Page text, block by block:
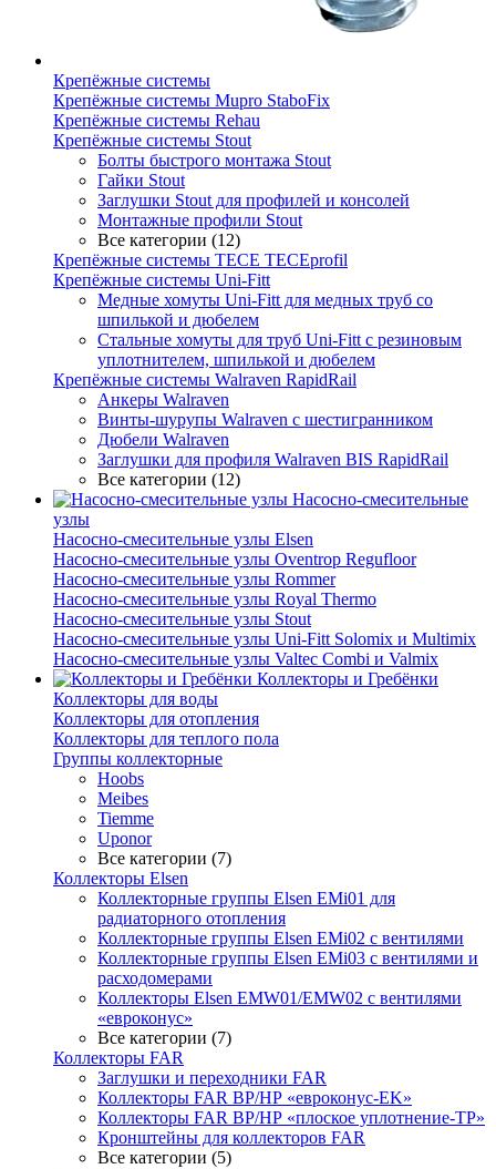
Крепёжные системы
Крепёжные системы Mupro StaboFix
Крепёжные системы Rehau
Крепёжные системы Stout
Болты быстрого монтажа Stout
Гайки Stout
Заглушки Stout для профилей и консолей
Монтажные профили Stout
Все категории (12)
Крепёжные системы TECE TECEprofil
Крепёжные системы Uni-Fitt
Медные хомуты Uni-Fitt для медных труб со
шпилькой и дюбелем
Стальные хомуты для труб Uni-Fitt с резиновым
уплотнителем, шпилькой и дюбелем
Крепёжные системы Walraven RapidRail
Анкеры Walraven
Винты-шурупы Walraven с шестигранником
Дюбели Walraven
Заглушки для профиля Walraven BIS RapidRail
Все категории (12)
Насосно-смесительные
узлы
Насосно-смесительные узлы Elsen
Насосно-смесительные узлы Oventrop Regufloor
Насосно-смесительные узлы Rommer
Насосно-смесительные узлы Royal Thermo
Насосно-смесительные узлы Stout
Насосно-смесительные узлы Uni-Fitt Solomix и Multimix
Насосно-смесительные узлы Valtec Combi и Valmix
Коллекторы и Гребёнки
Коллекторы для воды
Коллекторы для отопления
Коллекторы для теплого пола
Группы коллекторные
Hoobs
Meibes
Tiemme
Uponor
Все категории (7)
Коллекторы Elsen
Коллекторные группы Elsen EMi01 для
радиаторного отопления
Коллекторные группы Elsen EMi02 с вентилями
Коллекторные группы Elsen EMi03 с вентилями и
расходомерами
Коллекторы Elsen EMW01/EMW02 с вентилями
«евроконус»
Все категории (7)
Коллекторы FAR
Заглушки и переходники FAR
Коллекторы FAR ВР/НР «евроконус-EK»
Коллекторы FAR ВР/НР «плоское уплотнение-TP»
Кронштейны для коллекторов FAR
Все категории (5)